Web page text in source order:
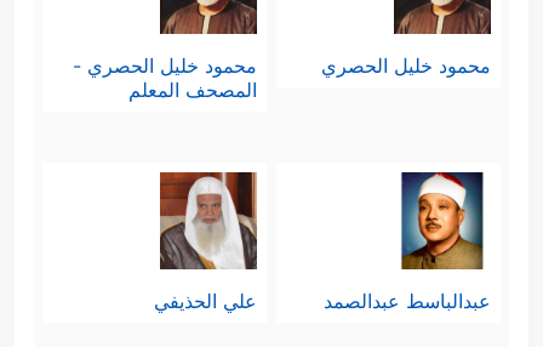
محمود خليل الحصري
محمود خليل الحصري -
المصحف المعلم
عبدالباسط عبدالصمد علي الحذيفي